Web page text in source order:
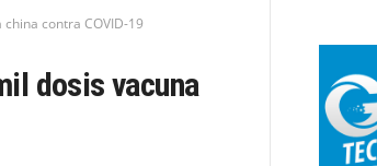
contra COVID-19
dosis vacuna